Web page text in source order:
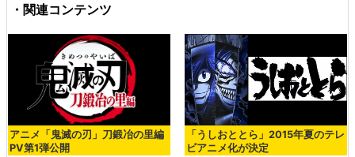
・関連コンテンツ
アニメ「鬼滅の刃」刀鍛冶の里編
PV第1弾公開
「うしおととら」2015年夏のテレ
ビアニメ化が決定